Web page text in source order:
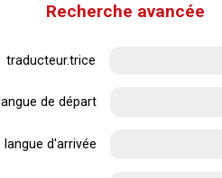
Recherche avancée
traducteur.trice
langue de départ
langue d'arrivée